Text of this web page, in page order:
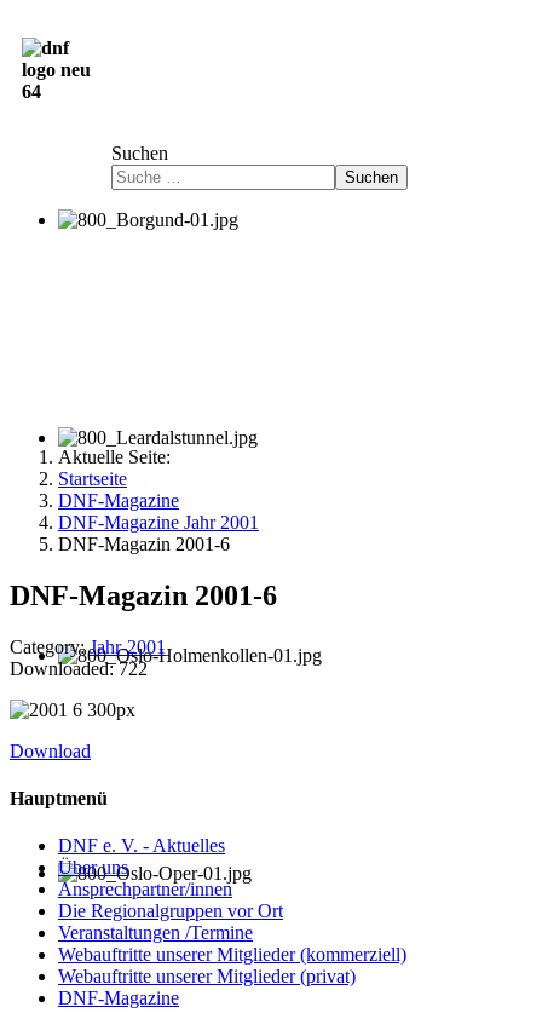
Suchen
Suchen
Aktuelle Seite:
Startseite
DNF-Magazine
DNF-Magazine Jahr 2001
DNF-Magazin 2001-6
DNF-Magazin 2001-6
Category:Jahr-2001
Downloaded: 722
Download
Hauptmenü
DNF e. V. - Aktuelles
Über uns
Ansprechpartner/innen
Die Regionalgruppen vor Ort
Veranstaltungen /Termine
Webauftritte unserer Mitglieder (kommerziell)
Webauftritte unserer Mitglieder (privat)
DNF-Magazine